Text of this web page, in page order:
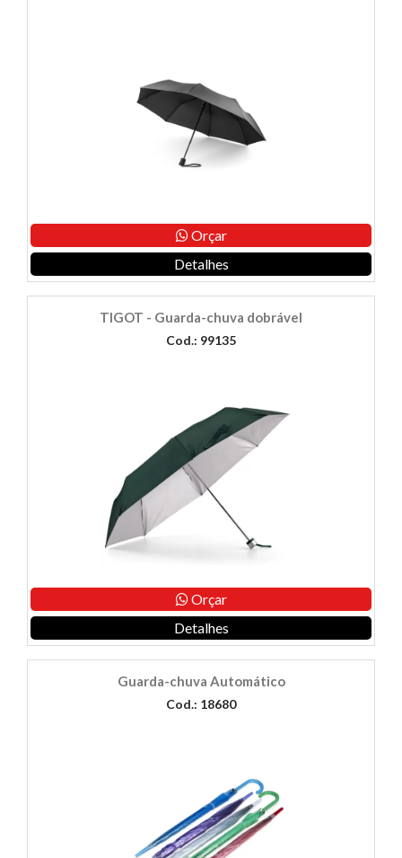
Orçar
Detalhes
TIGOT - Guarda-chuva dobrável
Cod.: 99135
Orçar
Detalhes
Guarda-chuva Automático
Cod.: 18680